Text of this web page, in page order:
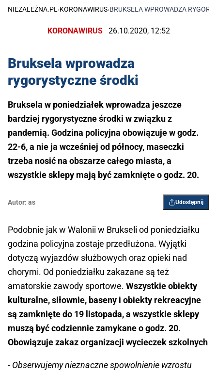
NIEZALEŻNA.PL›KORONAWIRUS›BRUKSELA WPROWADZA
KORONAWIRUS 26.10.2020, 12:52
Bruksela wprowadza
rygorystyczne środki
Bruksela w poniedziałek wprowadza jeszcze
bardziej rygorystyczne środki w związku z
pandemią. Godzina policyjna obowiązuje w godz.
22-6, a nie ja wcześniej od północy, maseczki
trzeba nosić na obszarze całego miasta, a
wszystkie sklepy mają być zamknięte o godz. 20.
Autor: as Udostępnij
Podobnie jak w Walonii w Brukseli od poniedziałku
godzina policyjna zostaje przedłużona. Wyjątki
dotyczą wyjazdów służbowych oraz opieki nad
chorymi. Od poniedziałku zakazane są też
amatorskie zawody sportowe. Wszystkie obiekty
kulturalne, siłownie, baseny i obiekty rekreacyjne
są zamknięte do 19 listopada, a wszystkie sklepy
muszą być codziennie zamykane o godz. 20.
Obowiązuje zakaz organizacji wycieczek szkolnych
- Obserwujemy nieznaczne spowolnienie wzrostu